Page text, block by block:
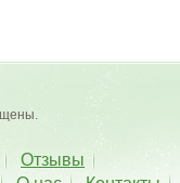
Отзывы